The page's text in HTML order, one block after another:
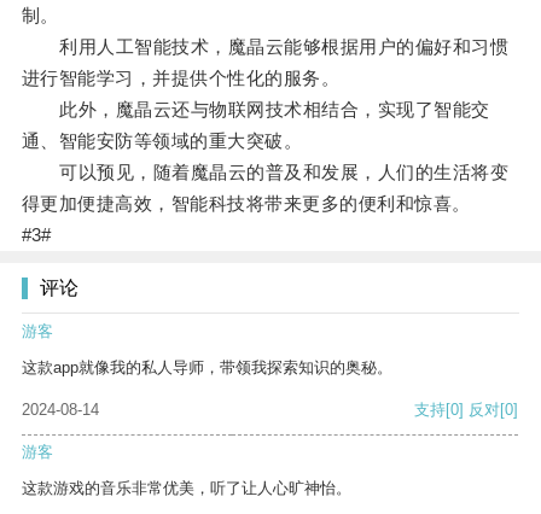
制。
利用人工智能技术，魔晶云能够根据用户的偏好和习惯
进行智能学习，并提供个性化的服务。
此外，魔晶云还与物联网技术相结合，实现了智能交
通、智能安防等领域的重大突破。
可以预见，随着魔晶云的普及和发展，人们的生活将变
得更加便捷高效，智能科技将带来更多的便利和惊喜。
#3#
评论
游客
这款app就像我的私人导师，带领我探索知识的奥秘。
2024-08-14 支持[0] 反对[0]
游客
这款游戏的音乐非常优美，听了让人心旷神怡。